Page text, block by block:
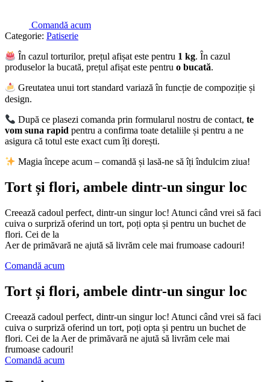
Comandă acum
Categorie: Patiserie
În cazul torturilor, prețul afișat este pentru 1 kg. În cazul
produselor la bucată, prețul afișat este pentru o bucată.
Greutatea unui tort standard variază în funcție de compoziție și
design.
După ce plasezi comanda prin formularul nostru de contact,te
vom suna rapid pentru a confirma toate detaliile și pentru a ne
asigura că totul este exact cum îți dorești.
Magia începe acum – comandă și lasă-ne să îți îndulcim ziua!
Tort și flori, ambele dintr-un singur loc
Creează cadoul perfect, dintr-un singur loc! Atunci când vrei să faci
cuiva o surpriză oferind un tort, poți opta și pentru un buchet de
flori. Cei de la
Aer de primăvară ne ajută să livrăm cele mai frumoase cadouri!
Comandă acum
Tort și flori, ambele dintr-un singur loc
Creează cadoul perfect, dintr-un singur loc! Atunci când vrei să faci
cuiva o surpriză oferind un tort, poți opta și pentru un buchet de
flori. Cei de la Aer de primăvară ne ajută să livrăm cele mai
frumoase cadouri!
Comandă acum